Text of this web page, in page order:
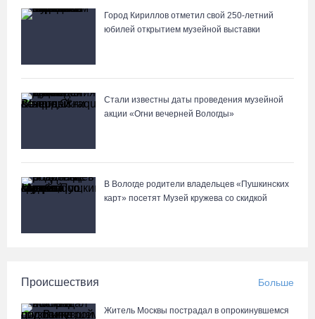
05.08.26 / 17:09
05.08.26 / 16:36
Город Кириллов отметил свой 250-летний
юбилей открытием музейной выставки
Стали известны даты проведения музейной
акции «Огни вечерней Вологды»
В Вологде родители владельцев «Пушкинских
карт» посетят Музей кружева со скидкой
Происшествия Больше
Житель Москвы пострадал в опрокинувшемся